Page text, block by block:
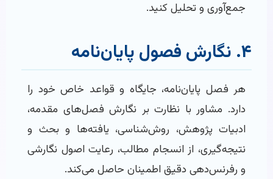
جمع‌آوری و تحلیل کنید.
۴. نگارش فصول پایان‌نامه
هر فصل پایان‌نامه، جایگاه و قواعد خاص خود را
دارد. مشاور با نظارت بر نگارش فصل‌های مقدمه،
ادبیات پژوهش، روش‌شناسی، یافته‌ها و بحث و
نتیجه‌گیری، از انسجام مطالب، رعایت اصول نگارشی
و رفرنس‌دهی دقیق اطمینان حاصل می‌کند.